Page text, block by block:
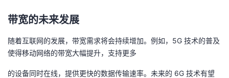
带宽的未来发展
随着互联网的发展，带宽需求将会持续增加。例如，5G 技术的普及
使得移动网络的带宽大幅提升，支持更多
的设备同时在线，提供更快的数据传输速率。未来的 6G 技术有望